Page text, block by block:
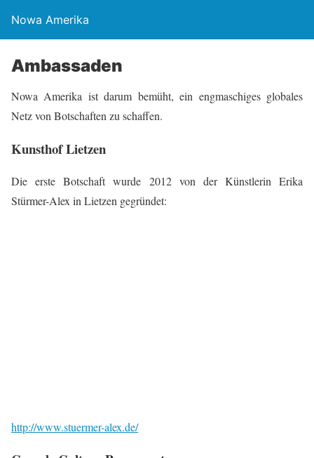
Nowa Amerika
Ambassaden
Nowa Amerika ist darum bemüht, ein engmaschiges globales
Netz von Botschaften zu schaffen.
Kunsthof Lietzen
Die erste Botschaft wurde 2012 von der Künstlerin Erika
Stürmer-Alex in Lietzen gegründet:
http://www.stuermer-alex.de/